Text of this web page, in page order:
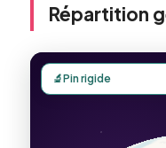
Répartition